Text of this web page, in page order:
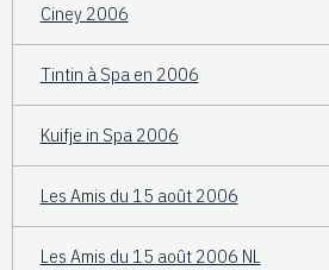
Ciney 2006
Tintin à Spa en 2006
Kuifje in Spa 2006
Les Amis du 15 août 2006
Les Amis du 15 août 2006 NL